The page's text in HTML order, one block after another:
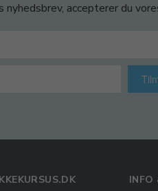
accepterer du
INFO